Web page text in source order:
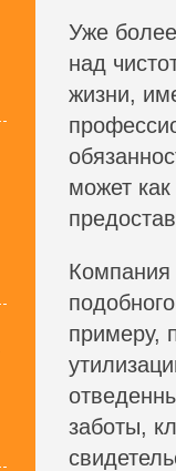
Уже
над
жизни,
может
Компания
примеру,
заботы,